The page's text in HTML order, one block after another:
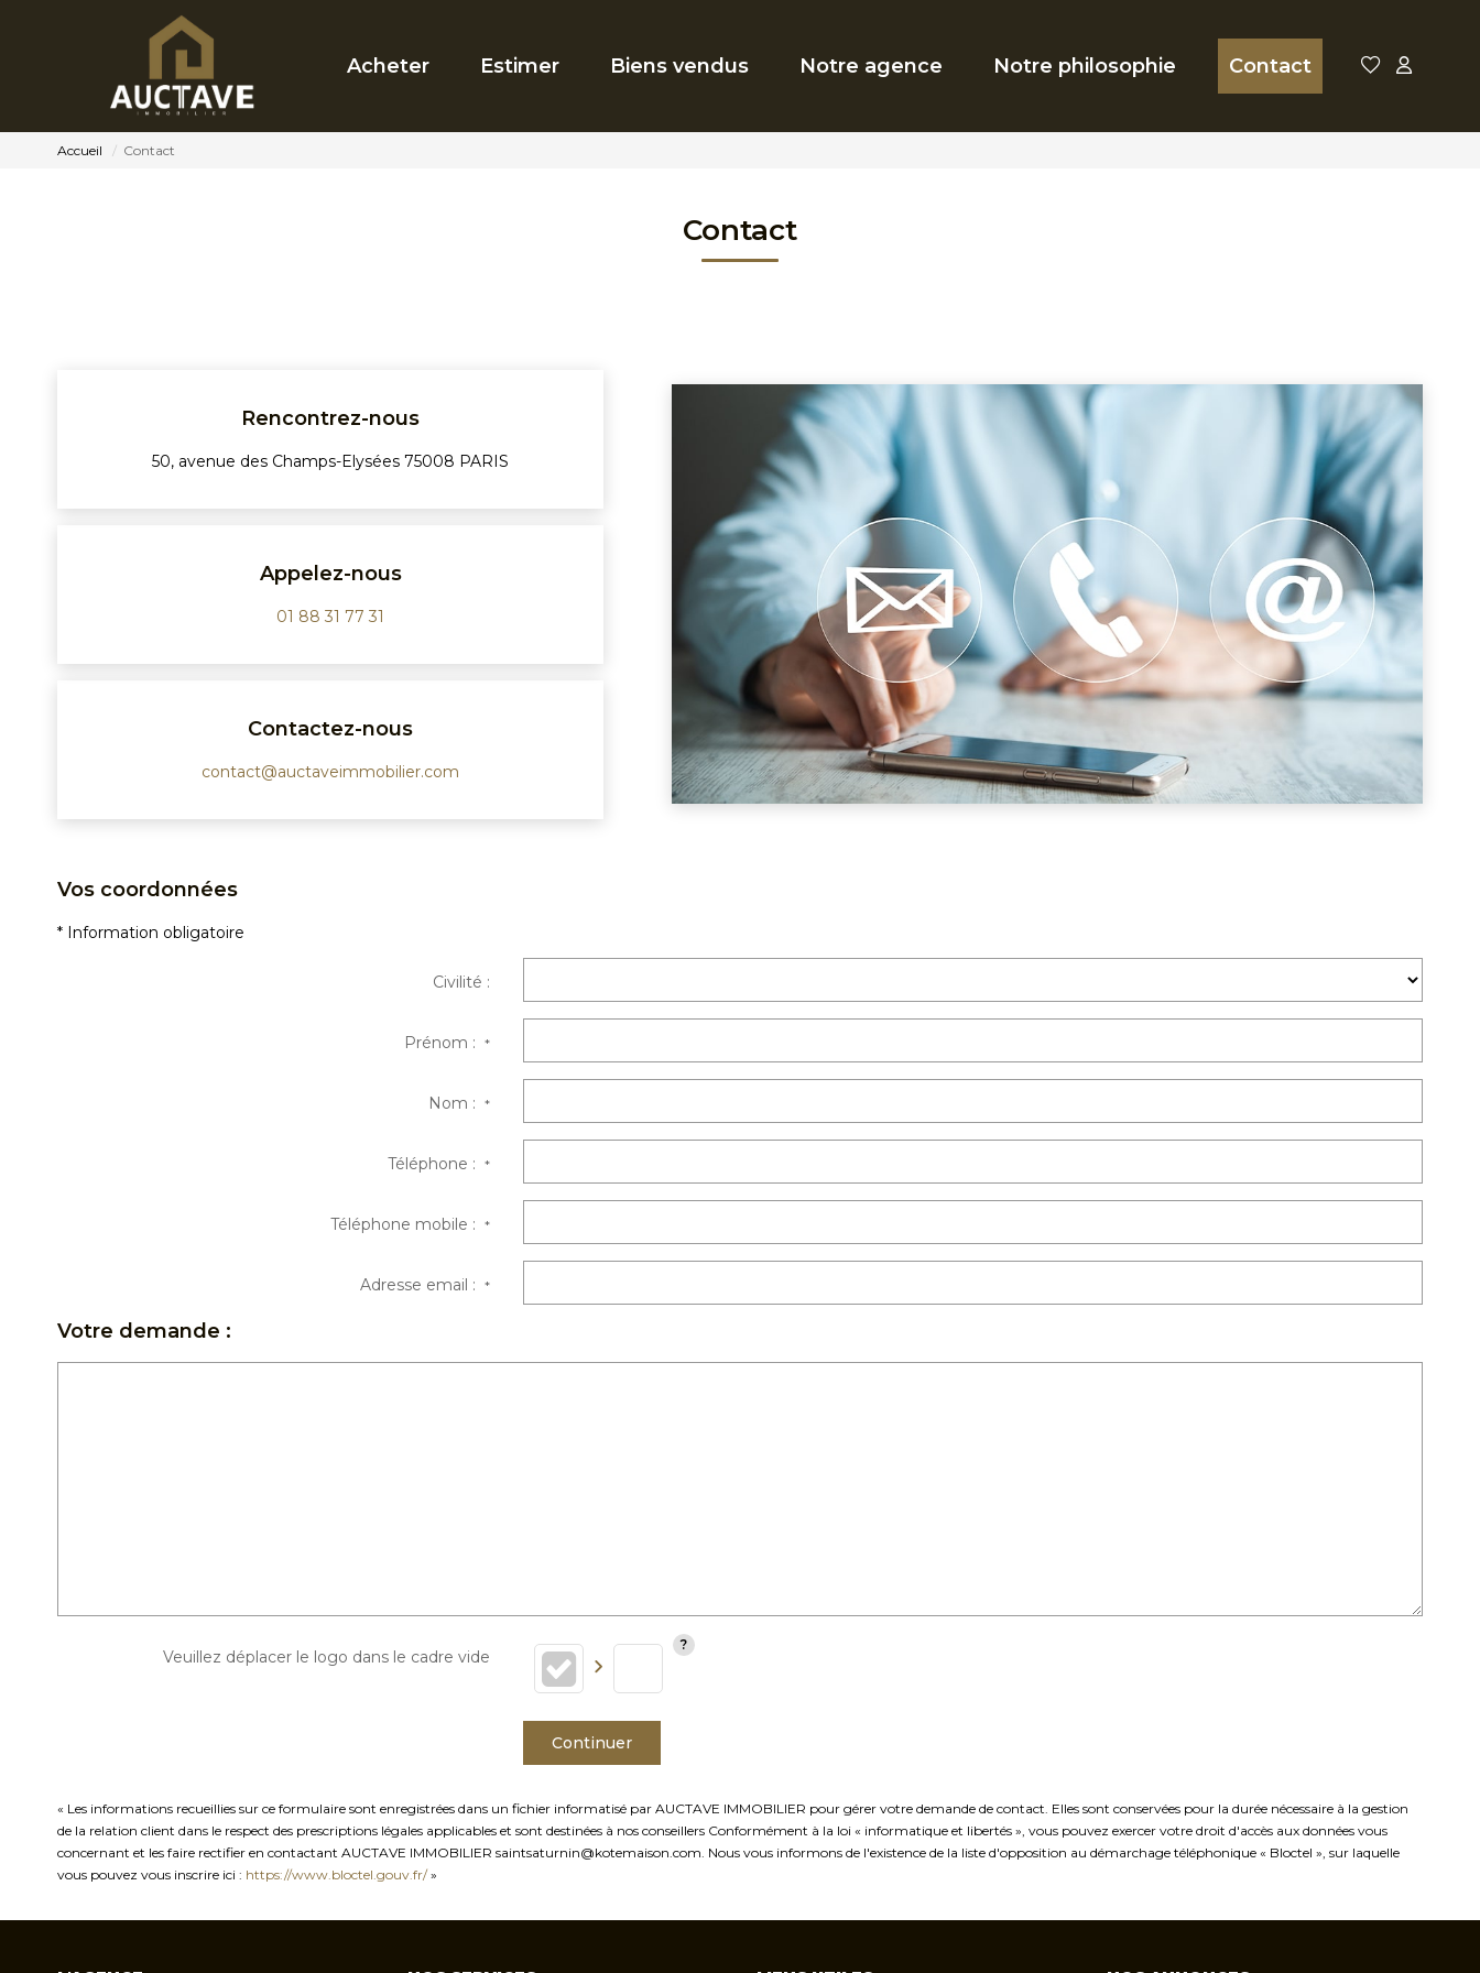
Acheter Estimer Biens vendus Notre agence Notre philosophie Contact
Accueil Contact
Contact
Rencontrez-nous
50, avenue des Champs-Elysées 75008 PARIS
Appelez-nous
01 88 31 77 31
Contactez-nous
contact@auctaveimmobilier.com
Vos coordonnées
* Information obligatoire
Civilité :
Prénom :*
Nom :*
Téléphone :*
Téléphone mobile :*
Adresse email :*
Votre demande :
Veuillez déplacer le logo dans le cadre vide
Continuer
« Les informations recueillies sur ce formulaire sont enregistrées dans un fichier informatisé par AUCTAVE IMMOBILIER pour gérer votre demande de contact. Elles sont conservées pour la durée nécessaire à la gestion
de la relation client dans le respect des prescriptions légales applicables et sont destinées à nos conseillers Conformément à la loi « informatique et libertés », vous pouvez exercer votre droit d'accès aux données vous
concernant et les faire rectifier en contactant AUCTAVE IMMOBILIER saintsaturnin@kotemaison.com. Nous vous informons de l'existence de la liste d'opposition au démarchage téléphonique « Bloctel », sur laquelle
vous pouvez vous inscrire ici : https://www.bloctel.gouv.fr/»